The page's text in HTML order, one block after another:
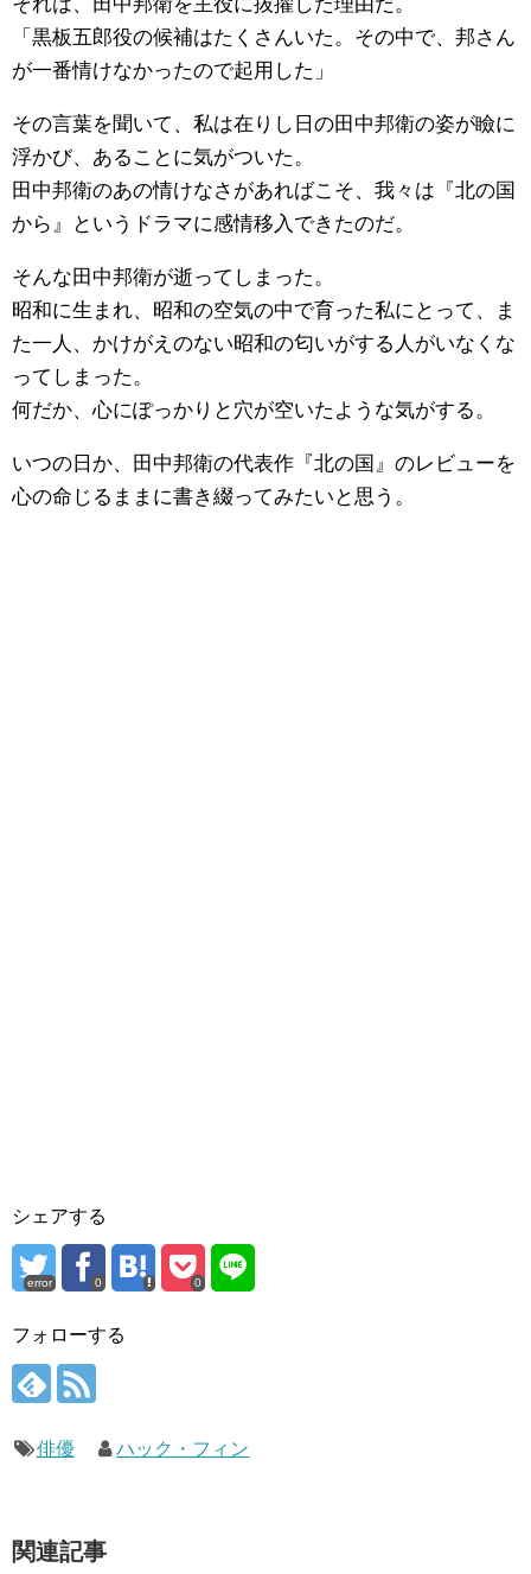
「黒板五郎役の候補はたくさんいた。その中で、邦さん
が一番情けなかったので起用した」
その言葉を聞いて、私は在りし日の田中邦衛の姿が瞼に
浮かび、あることに気がついた。
田中邦衛のあの情けなさがあればこそ、我々は『北の国
から』というドラマに感情移入できたのだ。
そんな田中邦衛が逝ってしまった。
昭和に生まれ、昭和の空気の中で育った私にとって、ま
た一人、かけがえのない昭和の匂いがする人がいなくな
ってしまった。
何だか、心にぽっかりと穴が空いたような気がする。
いつの日か、田中邦衛の代表作『北の国』のレビューを
心の命じるままに書き綴ってみたいと思う。
シェアする
error 0 0
フォローする
俳優 ハック・フィン
関連記事